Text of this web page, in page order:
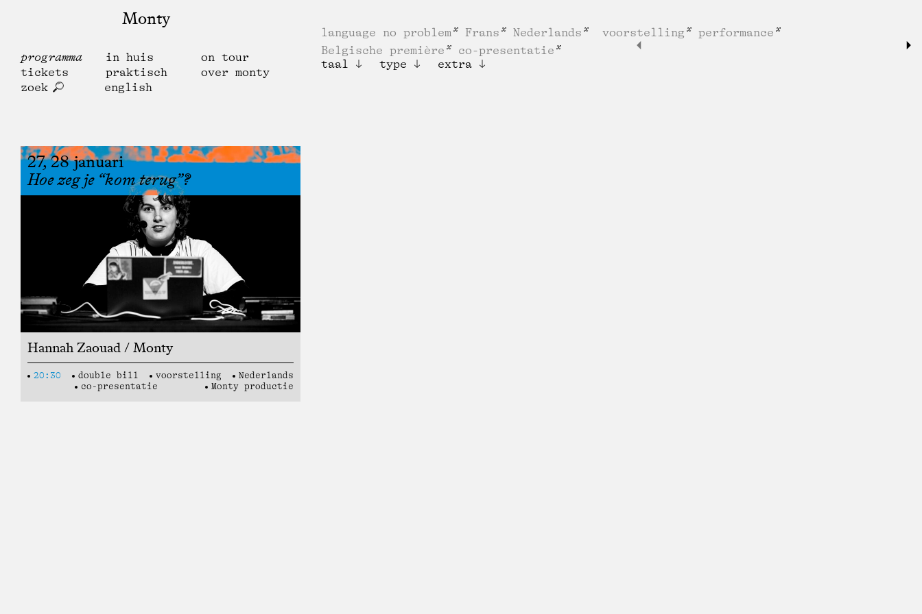
Monty
programma in huis
on tour
tickets
praktisch
over monty
zoek
english
language no problem Frans Nederlands voorstelling
performance
Belgische première
co-presentatie
taal
type extra
27, 28 januari
Hoe zeg je “kom terug”?
Hannah Zaouad / Monty
20:30 double bill voorstelling
Nederlands
co-presentatie
Monty productie